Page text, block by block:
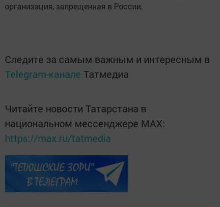
организация, запрещенная в России.
Следите за самым важным и интересным в
Telegram-канале Татмедиа
Читайте новости Татарстана в
национальном мессенджере MАХ:
https://max.ru/tatmedia